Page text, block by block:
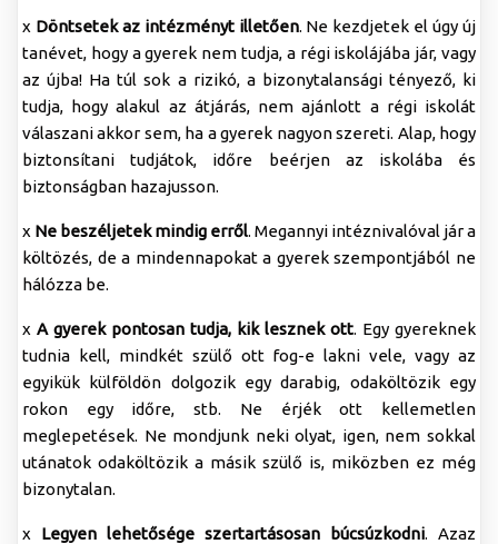
x Döntsetek az intézményt illetően. Ne kezdjetek el úgy új
tanévet, hogy a gyerek nem tudja, a régi iskolájába jár, vagy
az újba! Ha túl sok a rizikó, a bizonytalansági tényező, ki
tudja, hogy alakul az átjárás, nem ajánlott a régi iskolát
válaszani akkor sem, ha a gyerek nagyon szereti. Alap, hogy
biztonsítani tudjátok, időre beérjen az iskolába és
biztonságban hazajusson.
x Ne beszéljetek mindig erről. Megannyi intéznivalóval jár a
költözés, de a mindennapokat a gyerek szempontjából ne
hálózza be.
x A gyerek pontosan tudja, kik lesznek ott. Egy gyereknek
tudnia kell, mindkét szülő ott fog-e lakni vele, vagy az
egyikük külföldön dolgozik egy darabig, odaköltözik egy
rokon egy időre, stb. Ne érjék ott kellemetlen
meglepetések. Ne mondjunk neki olyat, igen, nem sokkal
utánatok odaköltözik a másik szülő is, miközben ez még
bizonytalan.
x Legyen lehetősége szertartásosan búcsúzkodni. Azaz